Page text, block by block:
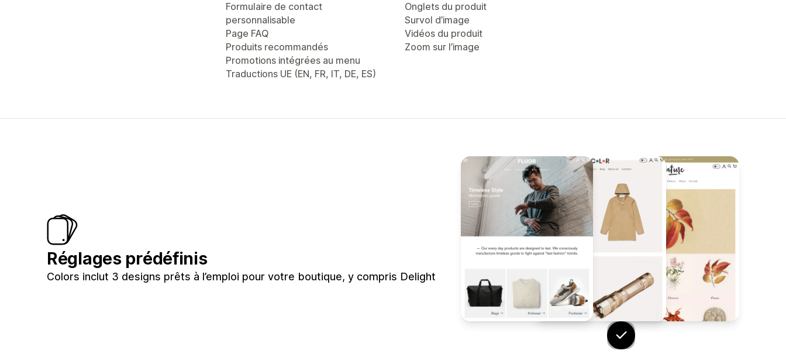
Formulaire de contact
personnalisable
Page FAQ
Produits recommandés
Promotions intégrées au menu
Traductions UE (EN, FR, IT, DE, ES)
Onglets du produit
Survol d’image
Vidéos du produit
Zoom sur l’image
Réglages prédéfinis
Colors inclut 3 designs prêts à l’emploi pour votre boutique, y compris Delight